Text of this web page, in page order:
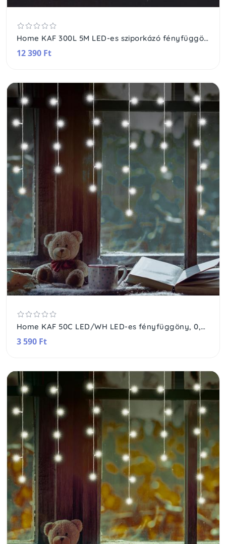
Home KAF 300L 5M LED-es sziporkázó fényfüggöny, 5 m / 300 db sziporkázó melegfehér LED, fehér vezeték, hálózati adapter, kül- és beltéri kivitel
12 390 Ft
Home KAF 50C LED/WH LED-es fényfüggöny, 0,81 m / 50 db hidegfehér LED, fehér vezeték, álló fényű, hálózati adapter, beltéri kivitel
3 590 Ft